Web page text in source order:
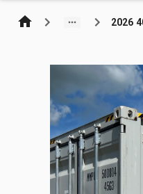
2026